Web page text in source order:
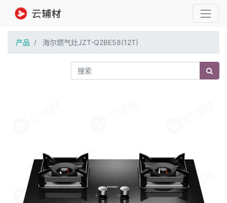
产品 海尔燃气灶JZT-Q2BE58(12T)